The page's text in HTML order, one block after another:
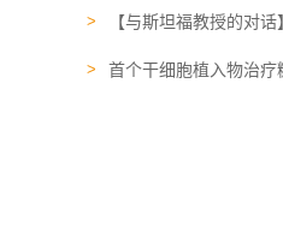
【与斯坦福教授的对
首个干细胞植入物治